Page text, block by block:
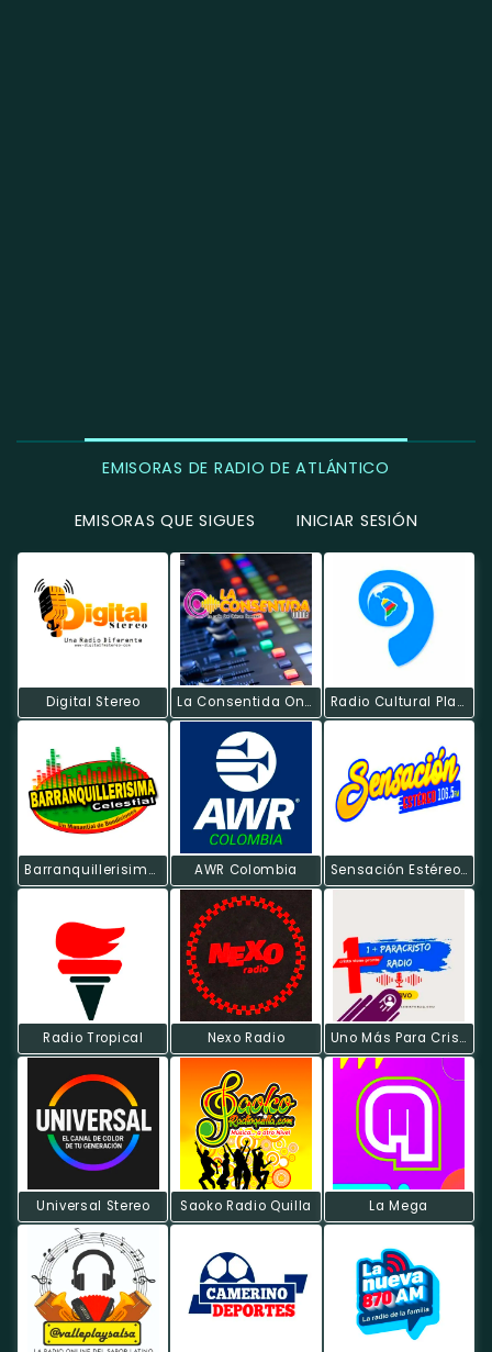
EMISORAS DE RADIO DE ATLÁNTICO
EMISORAS QUE SIGUES INICIAR SESIÓN
Digital Stereo La Consentida Online Radio Cultural Planeta Conciencia
Barranquillerisima Celestial AWR Colombia Sensación Estéreo - Suan Atlántico
Radio Tropical Nexo Radio Uno Más Para Cristo Radio
Universal Stereo Saoko Radio Quilla La Mega